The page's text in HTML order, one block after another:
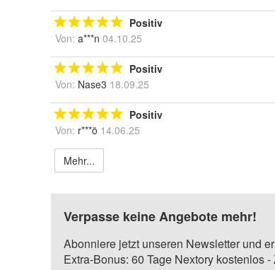
Positiv
Von: a***n 04.10.25
Positiv
Von: Nase3 18.09.25
Positiv
Von: r***ö 14.06.25
Mehr...
Verpasse keine Angebote mehr!
Abonniere jetzt unseren Newsletter und
Extra-Bonus: 60 Tage Nextory kostenlos